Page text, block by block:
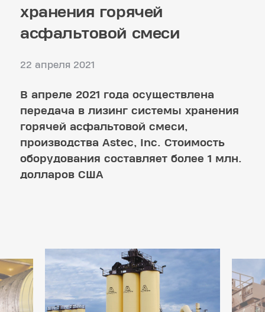
хранения горячей
асфальтовой смеси
22 апреля 2021
В апреле 2021 года осуществлена
передача в лизинг системы хранения
горячей асфальтовой смеси,
производства Astec, Inc. Стоимость
оборудования составляет более 1 млн.
долларов США